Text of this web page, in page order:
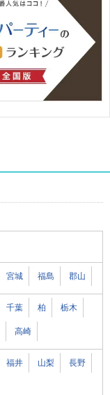
宮城 福島 郡山
千葉 柏 栃木
高崎
福井 山梨 長野